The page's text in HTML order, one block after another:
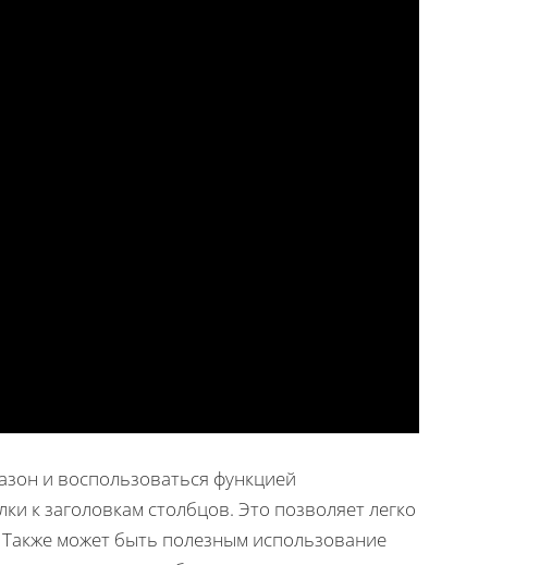
и воспользоваться функцией
к заголовкам столбцов. Это позволяет легко
может быть полезным использование